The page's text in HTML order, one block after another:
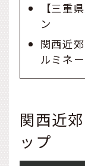
【三重
ン
関西近
ルミネ
関西近
ップ